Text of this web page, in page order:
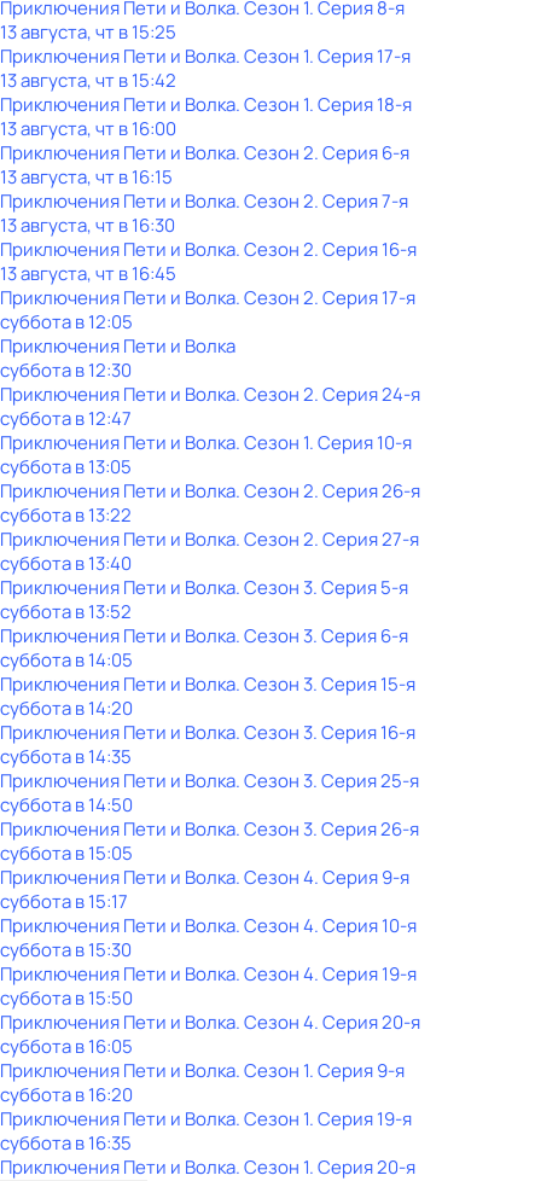
Приключения Пети и Волка. Сезон 1. Серия 8-я
13 августа, чт в 15:25
Приключения Пети и Волка. Сезон 1. Серия 17-я
13 августа, чт в 15:42
Приключения Пети и Волка. Сезон 1. Серия 18-я
13 августа, чт в 16:00
Приключения Пети и Волка. Сезон 2. Серия 6-я
13 августа, чт в 16:15
Приключения Пети и Волка. Сезон 2. Серия 7-я
13 августа, чт в 16:30
Приключения Пети и Волка. Сезон 2. Серия 16-я
13 августа, чт в 16:45
Приключения Пети и Волка. Сезон 2. Серия 17-я
субботав12:05
Приключения Пети и Волка
субботав12:30
Приключения Пети и Волка. Сезон 2. Серия 24-я
субботав12:47
Приключения Пети и Волка. Сезон 1. Серия 10-я
субботав13:05
Приключения Пети и Волка. Сезон 2. Серия 26-я
субботав13:22
Приключения Пети и Волка. Сезон 2. Серия 27-я
субботав13:40
Приключения Пети и Волка. Сезон 3. Серия 5-я
субботав13:52
Приключения Пети и Волка. Сезон 3. Серия 6-я
субботав14:05
Приключения Пети и Волка. Сезон 3. Серия 15-я
субботав14:20
Приключения Пети и Волка. Сезон 3. Серия 16-я
субботав14:35
Приключения Пети и Волка. Сезон 3. Серия 25-я
субботав14:50
Приключения Пети и Волка. Сезон 3. Серия 26-я
субботав15:05
Приключения Пети и Волка. Сезон 4. Серия 9-я
субботав15:17
Приключения Пети и Волка. Сезон 4. Серия 10-я
субботав15:30
Приключения Пети и Волка. Сезон 4. Серия 19-я
субботав15:50
Приключения Пети и Волка. Сезон 4. Серия 20-я
субботав16:05
Приключения Пети и Волка. Сезон 1. Серия 9-я
субботав16:20
Приключения Пети и Волка. Сезон 1. Серия 19-я
субботав16:35
Приключения Пети и Волка. Сезон 1. Серия 20-я